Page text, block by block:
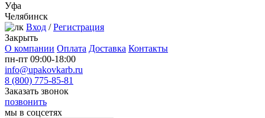
Уфа
Челябинск
Вход / Регистрация
Закрыть
О компании Оплата Доставка Контакты
пн-пт 09:00-18:00
info@upakovkarb.ru
8 (800) 775-85-81
Заказать звонок
позвонить
мы в соцсетях